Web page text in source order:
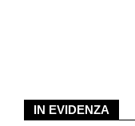
IN EVIDENZA